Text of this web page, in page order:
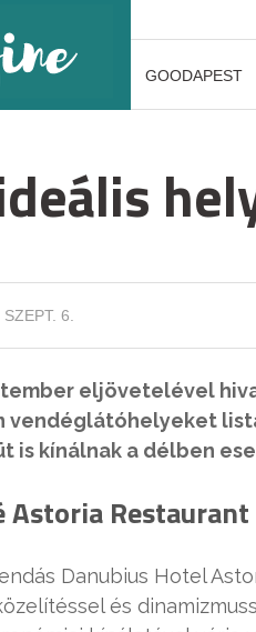
GOODAPEST
6.
eljövetelével
vendéglátóhelyeket
is kínálnak a délben
Astoria Restaurant
Danubius Hotel
és